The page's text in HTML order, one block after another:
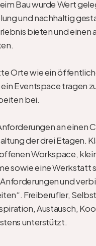
Bau wurde Wert
und nachhaltig
bieten und
Orte wie ein
Eventspace tragen
bei.
an
der drei Etagen.
Workspace,
sowie eine
und
Freiberufler,
Austausch,
unterstützt.